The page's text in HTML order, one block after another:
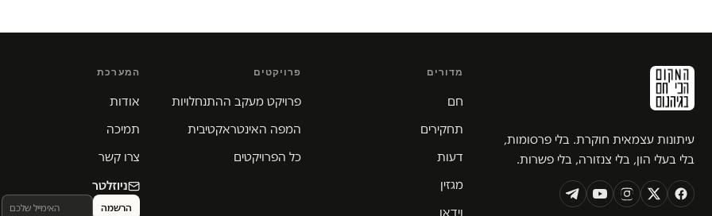
עיתונות עצמאית חוקרת. בלי פרסומות,
בלי בעלי הון, בלי צנזורה, בלי פשרות.
מדורים
חם
תחקירים
דעות
מגזין
וידאו
פרויקטים
פרויקט מעקב ההתנחלויות
המפה האינטראקטיבית
כל הפרויקטים
המערכת
אודות
תמיכה
צרו קשר
ניוזלטר